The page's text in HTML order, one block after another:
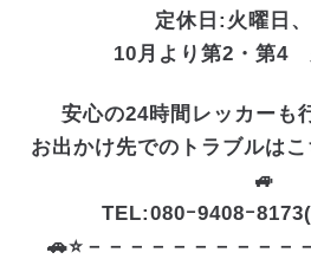
定休日:火曜日
10月より第2・第4
安心の24時間レッカーも
お出かけ先でのトラブルは
🚙
TEL:080ｰ9408ｰ
🚗⭐－－－－－－－－－－